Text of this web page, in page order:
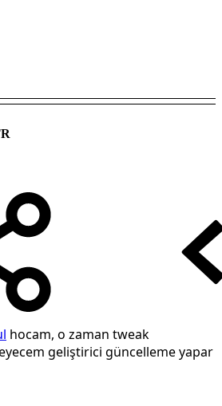
hocam, o zaman tweak
geliştirici güncelleme yapar